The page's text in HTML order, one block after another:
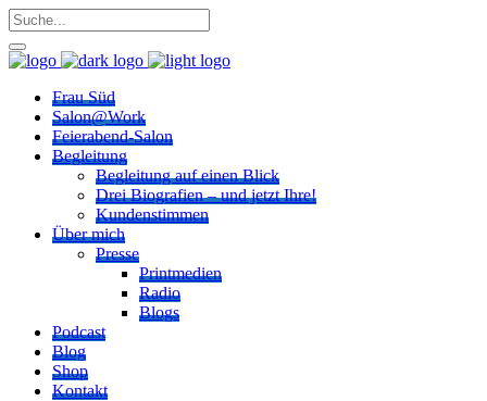
Frau Süd
Salon@Work
Feierabend-Salon
Begleitung
Begleitung auf einen Blick
Drei Biografien – und jetzt Ihre!
Kundenstimmen
Über mich
Presse
Printmedien
Radio
Blogs
Podcast
Blog
Shop
Kontakt